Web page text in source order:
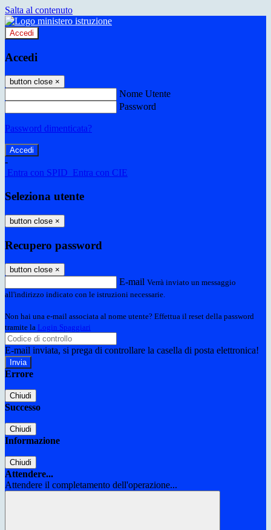
Salta al contenuto
Accedi
Accedi
button close ×
Nome Utente
Password
Password dimenticata?
-
Entra con SPID Entra con CIE
Seleziona utente
button close ×
Recupero password
button close ×
E-mail Verrà inviato un messaggio
all'indirizzo indicato con le istruzioni necessarie.
Non hai una e-mail associata al nome utente? Effettua il reset della password
tramite la Login Spaggiari
E-mail inviata, si prega di controllare la casella di posta elettronica!
Errore
Chiudi
Successo
Chiudi
Informazione
Chiudi
Attendere...
Attendere il completamento dell'operazione...